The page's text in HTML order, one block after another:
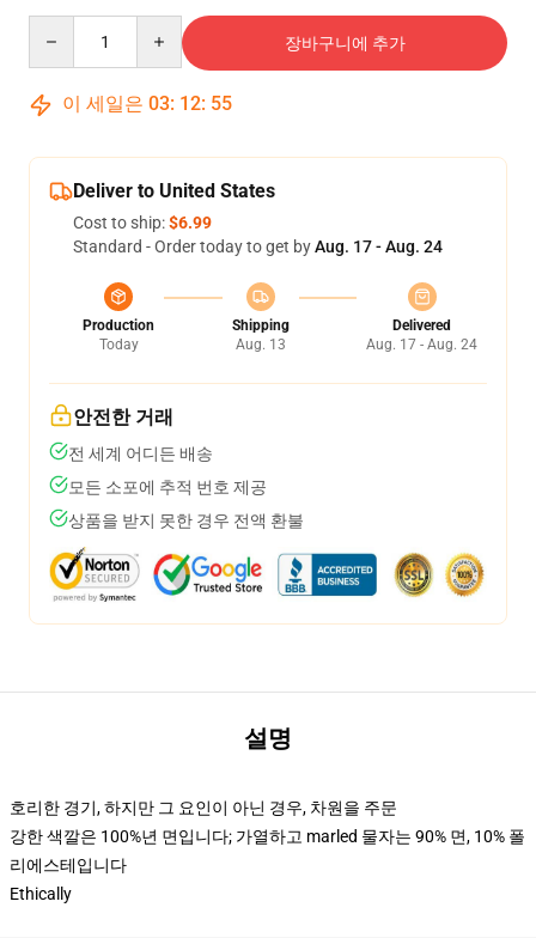
장바구니에 추가
이 세일은 03: 12: 54
Deliver to United States
Cost to ship:$6.99
Standard - Order today to get byAug. 17 - Aug. 24
Production
Today
Shipping
Aug. 13
Delivered
Aug. 17 - Aug. 24
안전한 거래
전 세계 어디든 배송
모든 소포에 추적 번호 제공
상품을 받지 못한 경우 전액 환불
설명
호리한 경기, 하지만 그 요인이 아닌 경우, 차원을 주문
강한 색깔은 100%년 면입니다; 가열하고 marled 물자는 90% 면, 10% 폴
리에스테입니다
Ethically